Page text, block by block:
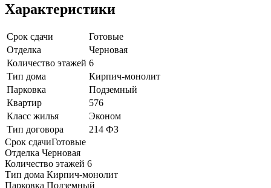
Характеристики
Срок сдачи
Готовые
Отделка
Черновая
Количество этажей 6
Тип дома
Кирпич-монолит
Парковка
Подземный
Квартир
576
Класс жилья
Эконом
Тип договора
214 ФЗ
Срок сдачиГотовые
Отделка Черновая
Количество этажей 6
Тип дома Кирпич-монолит
Парковка Подземный